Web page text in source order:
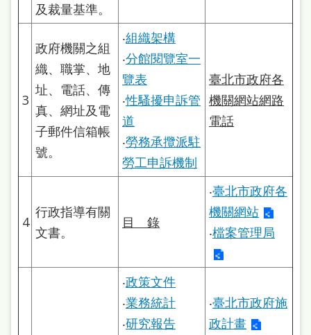
市
站
閱
網
童
及裁量基準。
3
政府機關之組
織、職掌、地
址、電話、傳
真、網址及電
子郵件信箱帳
號。
‧組織架構
‧分館閱覽室一
覽表
‧性騷擾申訴管
道
‧勞務承攬派駐
勞工申訴機制
臺北市政府各
機關網站網路
電話
4
行政指導有關
文書。
目 錄
‧臺北市政府各
機關網站
‧檔案管理局
‧政策文件
‧業務統計
‧研究報告
‧臺北市政府施
政計畫